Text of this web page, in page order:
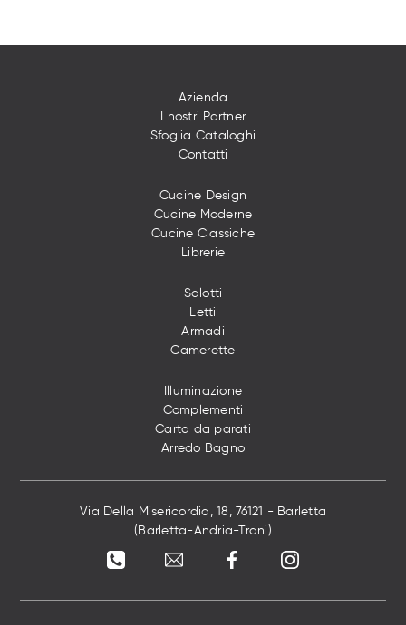
Azienda
I nostri Partner
Sfoglia Cataloghi
Contatti
Cucine Design
Cucine Moderne
Cucine Classiche
Librerie
Salotti
Letti
Armadi
Camerette
Illuminazione
Complementi
Carta da parati
Arredo Bagno
Via Della Misericordia, 18, 76121 - Barletta
(Barletta-Andria-Trani)